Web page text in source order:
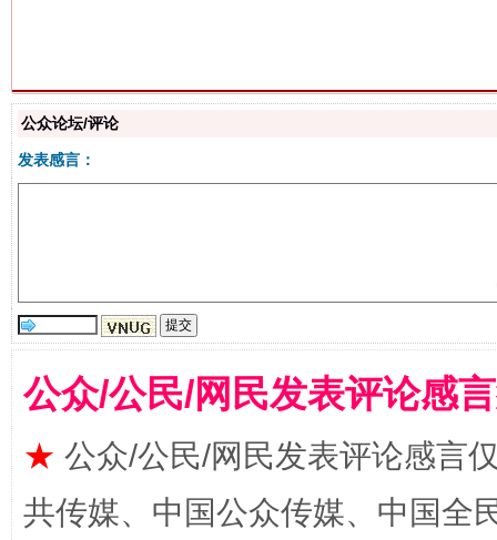
揭批美国五大"原罪" "炒
公众论坛/评论
发表感言：
公众/公民/网民发表评论感
★ 公众/公民/网民发表评论感言
共传媒、中国公众传媒、中国全